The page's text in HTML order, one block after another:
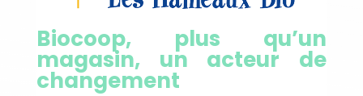
Biocoop, plus qu’un
magasin, un acteur de
changement